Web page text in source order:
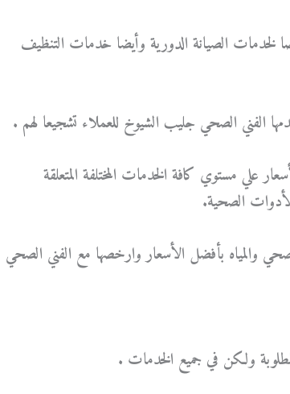
الصيانة الدورية وأيضا خدمات التنظيف
الفني الصحي جليب الشيوخ للعملاء تشجيعا لهم .
مستوي كافة الخدمات المختلفة المتعلقة
الصحية.
بأفضل الأسعار وارخصها مع الفني الصحي
ولكن في جميع الخدمات .